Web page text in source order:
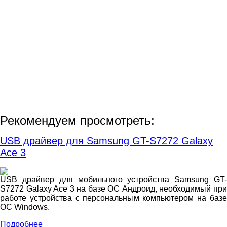
Рекомендуем просмотреть:
USB драйвер для Samsung GT-S7272 Galaxy
Ace 3
USB драйвер для мобильного устройства Samsung GT-
S7272 Galaxy Ace 3 на базе ОС Андроид, необходимый при
работе устройства с персональным компьютером на базе
ОС Windows.
Подробнее